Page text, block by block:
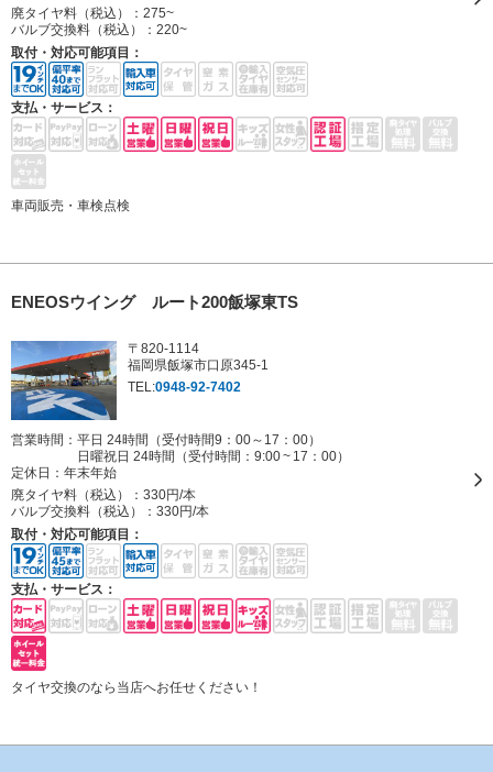
廃タイヤ料（税込）： 275~
バルブ交換料（税込）： 220~
取付・対応可能項目：
支払・サービス：
車両販売・車検点検
ENEOSウイング ルート200飯塚東TS
〒820-1114
福岡県飯塚市口原345-1
TEL:0948-92-7402
営業時間：平日 24時間（受付時間9：00～17：00）
日曜祝日 24時間（受付時間：9:00 ~ 17：00）
定休日： 年末年始
廃タイヤ料（税込）： 330円/本
バルブ交換料（税込）： 330円/本
取付・対応可能項目：
支払・サービス：
タイヤ交換のなら当店へお任せください！